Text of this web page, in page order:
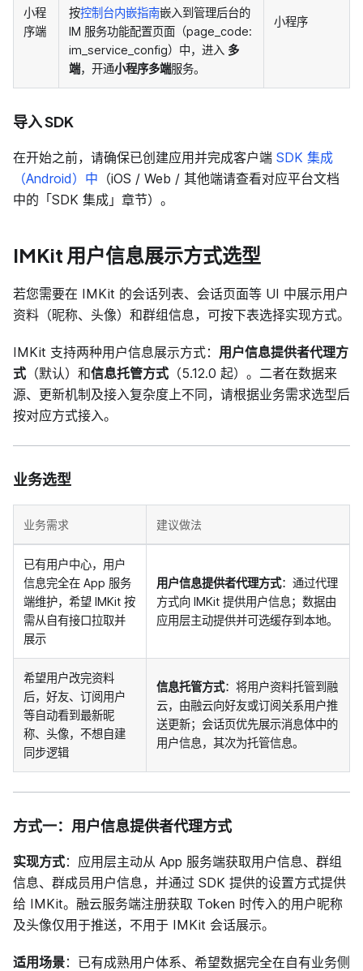
小程
序端
按控制台内嵌指南嵌入到管理后台的
IM 服务功能配置页面（page_code:
im_service_config）中，进入 多
端，开通小程序多端服务。
小程序
导入 SDK
在开始之前，请确保已创建应用并完成客户端 SDK 集成
（Android）中 （iOS / Web / 其他端请查看对应平台文档
中的「SDK 集成」章节）。
IMKit 用户信息展示方式选型
若您需要在 IMKit 的会话列表、会话页面等 UI 中展示用户
资料（昵称、头像）和群组信息，可按下表选择实现方式。
IMKit 支持两种用户信息展示方式： 用户信息提供者代理方
式 （默认）和信息托管方式 （5.12.0 起）。二者在数据来
源、更新机制及接入复杂度上不同，请根据业务需求选型后
按对应方式接入。
业务选型
业务需求 建议做法
已有用户中心，用户
信息完全在 App 服务
端维护，希望 IMKit 按
需从自有接口拉取并
展示
用户信息提供者代理方式：通过代理
方式向 IMKit 提供用户信息；数据由
应用层主动提供并可选缓存到本地。
希望用户改完资料
后，好友、订阅用户
等自动看到最新昵
称、头像，不想自建
同步逻辑
信息托管方式：将用户资料托管到融
云，由融云向好友或订阅关系用户推
送更新；会话页优先展示消息体中的
用户信息，其次为托管信息。
方式一：用户信息提供者代理方式
实现方式：应用层主动从 App 服务端获取用户信息、群组
信息、群成员用户信息，并通过 SDK 提供的设置方式提供
给 IMKit。融云服务端注册获取 Token 时传入的用户昵称
及头像仅用于推送，不用于 IMKit 会话展示。
适用场景：已有成熟用户体系、希望数据完全在自有业务侧